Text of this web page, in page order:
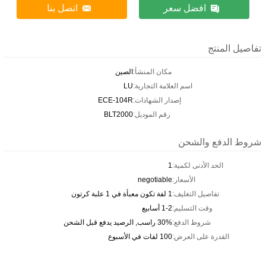
افضل سعر اتصل بنا
تفاصيل المنتج
مكان المنشأ:الصين
اسم العلامة التجارية:LU
إصدار الشهادات:ECE-104R
رقم الموديل:BLT2000
شروط الدفع والشحن
الحد الأدنى لكمية:1
الأسعار:negotiable
تفاصيل التغليف:1 لفة تكون معبأة في 1 علبة كرتون
وقت التسليم:1-2 أسابيع
شروط الدفع:30% راسب, الرصيد يدفع قبل الشحن
القدرة على العرض:100 لفات في الأسبوع